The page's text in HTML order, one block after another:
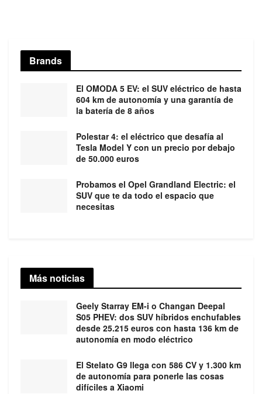
Brands
El OMODA 5 EV: el SUV eléctrico de hasta
604 km de autonomía y una garantía de
la batería de 8 años
Polestar 4: el eléctrico que desafía al
Tesla Model Y con un precio por debajo
de 50.000 euros
Probamos el Opel Grandland Electric: el
SUV que te da todo el espacio que
necesitas
Más noticias
Geely Starray EM-i o Changan Deepal
S05 PHEV: dos SUV híbridos enchufables
desde 25.215 euros con hasta 136 km de
autonomía en modo eléctrico
El Stelato G9 llega con 586 CV y 1.300 km
de autonomía para ponerle las cosas
difíciles a Xiaomi